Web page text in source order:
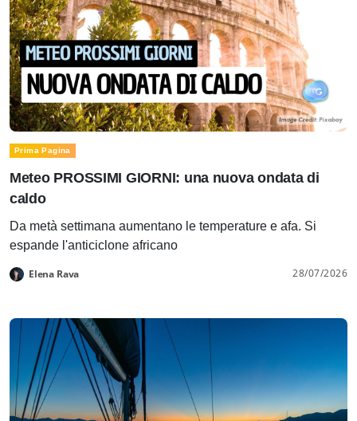
Prima Pagina
Meteo PROSSIMI GIORNI: una nuova ondata di
caldo
Da metà settimana aumentano le temperature e afa. Si
espande l'anticiclone africano
Elena Rava 28/07/2026